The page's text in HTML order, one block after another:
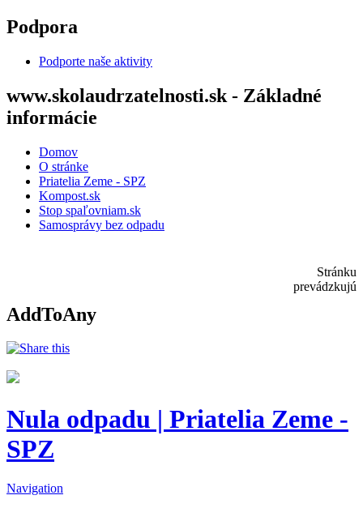
Skočiť na hlavný obsah
Podpora
Podporte naše aktivity
www.skolaudrzatelnosti.sk - Základné
informácie
Domov
O stránke
Priatelia Zeme - SPZ
Kompost.sk
Stop spaľovniam.sk
Samosprávy bez odpadu
Stránku
prevádzkujú
AddToAny
Nula odpadu | Priatelia Zeme -
SPZ
Navigation